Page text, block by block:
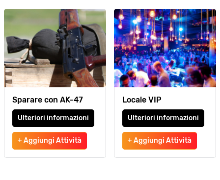
Sparare con AK-47
Ulteriori informazioni
+ Aggiungi Attività
Locale VIP
Ulteriori informazioni
+ Aggiungi Attività